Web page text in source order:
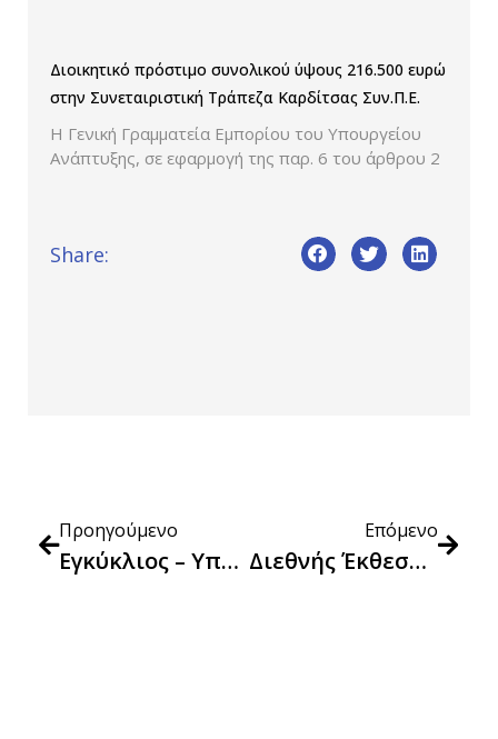
Διοικητικό πρόστιμο συνολικού ύψους 216.500 ευρώ
στην Συνεταιριστική Τράπεζα Καρδίτσας Συν.Π.Ε.
Η Γενική Γραμματεία Εμπορίου του Υπουργείου
Ανάπτυξης, σε εφαρμογή της παρ. 6 του άρθρου 2
Share:
Προηγούμενο
Εγκύκλιος – Υπολογισμός Δείκτη Τιμών Καταναλωτή Για Παραδόσεις Αγαθών Που Έλαβαν Χώρα Εντός Του Μηνός Μαρτίου 2024
Επόμενο
Διεθνής Έκθεση Μοτοσυκλέτας 2024